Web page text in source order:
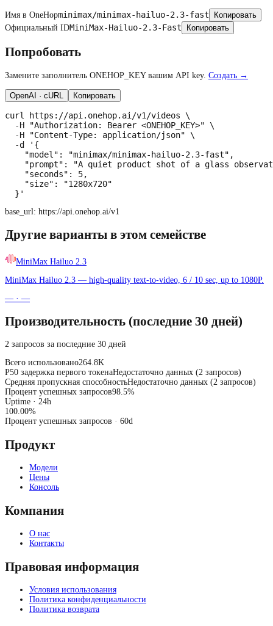
Имя в OneHopminimax/minimax-hailuo-2.3-fast
Копировать
Официальный IDMiniMax-Hailuo-2.3-Fast Копировать
Попробовать
Замените заполнитель ONEHOP_KEY вашим API key. Создать →
OpenAI · cURL Копировать
curl https://api.onehop.ai/v1/videos \
  -H "Authorization: Bearer <ONEHOP_KEY>" \
  -H "Content-Type: application/json" \
  -d '{
    "model": "minimax/minimax-hailuo-2.3-fast",
"prompt": "A quiet product shot of a glass
    "seconds": 5,
    "size": "1280x720"
  }'
base_url: https://api.onehop.ai/v1
Другие варианты в этом семействе
MiniMax Hailuo 2.3
MiniMax Hailuo 2.3 — high-quality text-to-video, 6 / 10 sec, up to 1080P.
— · —
Производительность (последние 30 дней)
2 запросов за последние 30 дней
Всего использовано264.8K
P50 задержка первого токенаНедостаточно данных (2 запросов)
Средняя пропускная способностьНедостаточно данных (2 запросов)
Процент успешных запросов98.5%
Uptime · 24h
100.00%
Процент успешных запросов · 60d
Продукт
Модели
Цены
Консоль
Компания
О нас
Контакты
Правовая информация
Условия использования
Политика конфиденциальности
Политика возврата